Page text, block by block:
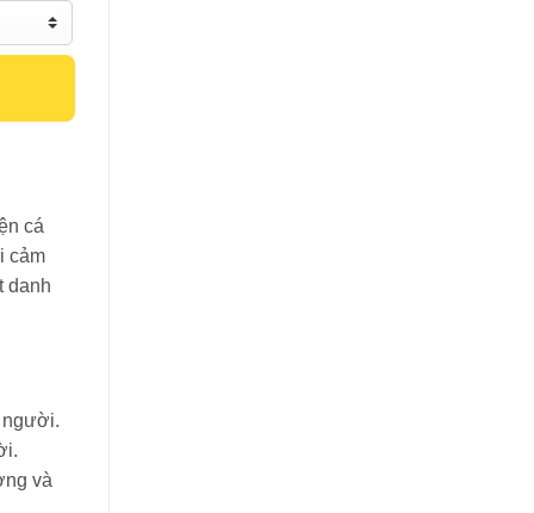
cá
cảm
danh
người.
và